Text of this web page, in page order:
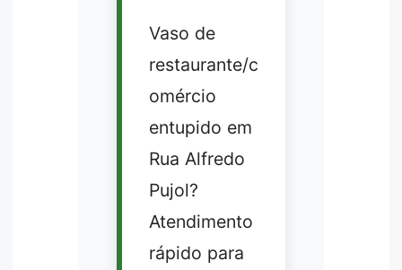
Vaso de
restaurante/c
omércio
entupido em
Rua Alfredo
Pujol?
Atendimento
rápido para